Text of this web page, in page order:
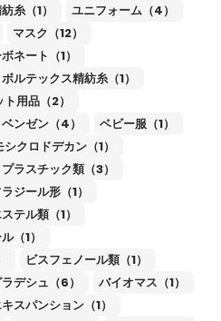
糸（1）
ユニフォーム（4）
マスク（12）
ネート（1）
ボルテックス精紡糸（1）
用品（2）
ベンゼン（4）
ベビー服（1）
クロドデカン（1）
プラスチック類（3）
ジール形（1）
テル類（1）
（1）
ビスフェノール類（1）
デシュ（6）
バイオマス（1）
スパンション（1）